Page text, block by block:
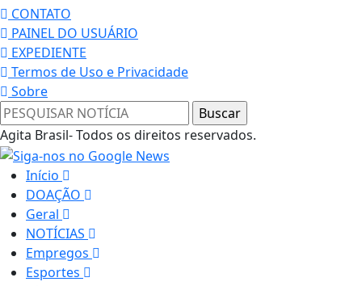
CONTATO
PAINEL DO USUÁRIO
EXPEDIENTE
Termos de Uso e Privacidade
Sobre
Agita Brasil- Todos os direitos reservados.
Início
DOAÇÃO
Geral
NOTÍCIAS
Empregos
Esportes